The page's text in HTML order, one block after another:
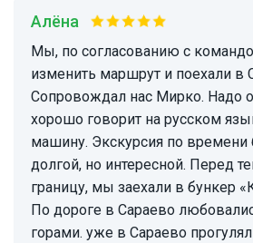
Алёна
Мы, по согласованию с командой гидов, решили
изменить маршрут и поехали в
Сопровождал нас Мирко. Надо
хорошо говорит на русском
машину. Экскурсия по времени
долгой, но интересной. Перед
границу, мы заехали в бункер
По дороге в Сараево
горами. уже в Сараево